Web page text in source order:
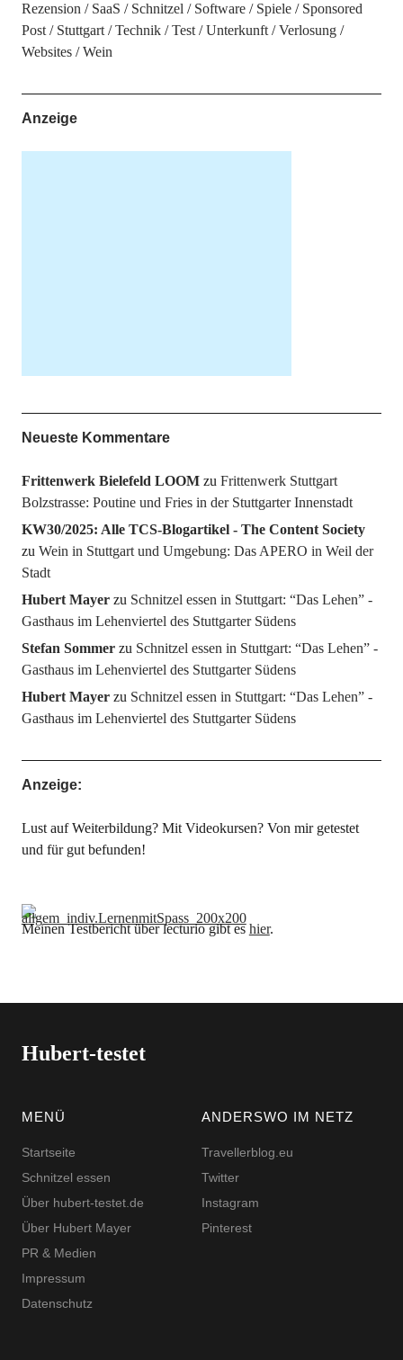
Rezension
SaaS Schnitzel Software Spiele
Sponsored
Post
Stuttgart Technik Test Unterkunft
Verlosung
Websites
Wein
Anzeige
Neueste Kommentare
Frittenwerk Bielefeld LOOMzu Frittenwerk Stuttgart
Bolzstrasse: Poutine und Fries in der Stuttgarter Innenstadt
KW30/2025: Alle TCS-Blogartikel - The Content Society
zu Wein in Stuttgart und Umgebung: Das APERO in Weil der
Stadt
Hubert Mayerzu Schnitzel essen in Stuttgart: “Das Lehen” -
Gasthaus im Lehenviertel des Stuttgarter Südens
Stefan Sommerzu Schnitzel essen in Stuttgart: “Das Lehen” -
Gasthaus im Lehenviertel des Stuttgarter Südens
Hubert Mayerzu Schnitzel essen in Stuttgart: “Das Lehen” -
Gasthaus im Lehenviertel des Stuttgarter Südens
Anzeige:
Lust auf Weiterbildung? Mit Videokursen? Von mir getestet
und für gut befunden!
Meinen Testbericht über lecturio gibt eshier.
Hubert-testet
MENÜ
Startseite
Schnitzel essen
Über hubert-testet.de
Über Hubert Mayer
PR & Medien
Impressum
Datenschutz
ANDERSWO IM NETZ
Travellerblog.eu
Twitter
Instagram
Pinterest